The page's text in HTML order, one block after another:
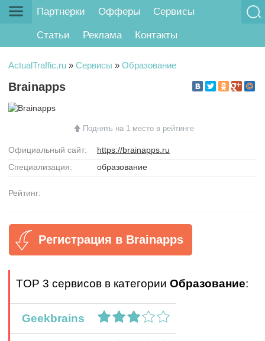
Партнерки Офферы Сервисы
Статьи Реклама Контакты
ActualTraffic.ru » Сервисы » Образование
Brainapps
Поднять на 1 место в рейтинге
Официальный сайт:
https://brainapps.ru
Специализация:
образование
Рейтинг:
Регистрация в Brainapps
TOP 3 сервисов в категории Образование:
Geekbrains